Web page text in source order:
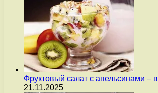
Фруктовый салат с апельсинами –
21.11.2025